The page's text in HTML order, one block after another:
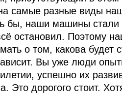
самые разные виды
бы, наши машины
остановил. Поэтому
о том, какова будет
Вы уже люди
успешно их
Это дорогого стоит.